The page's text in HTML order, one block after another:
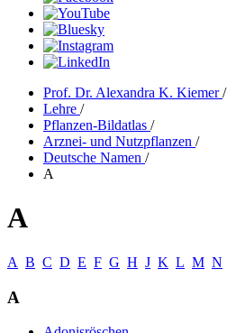
Prof. Dr. Alexandra K. Kiemer/
Lehre /
Pflanzen-Bildatlas /
Arznei- und Nutzpflanzen /
Deutsche Namen /
A
A
A B C D E F G H J K L M N
A